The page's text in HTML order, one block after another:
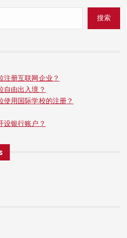
搜索
注册互联网企业？
自由出入境？
用国际学校的注册？
设银行账户？